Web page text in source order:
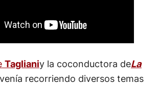
Taglianiy la coconductora deLa
venía recorriendo diversos temas